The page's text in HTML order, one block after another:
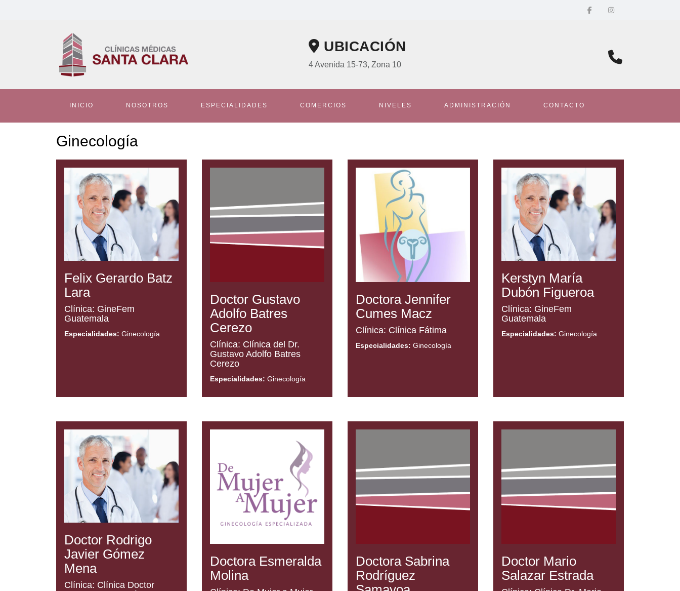
UBICACIÓN
4 Avenida 15-73, Zona 10
INICIO NOSOTROS ESPECIALIDADES COMERCIOS NIVELES ADMINISTRACIÓN CONTACTO
Ginecología
Felix Gerardo Batz
Lara
Clínica: GineFem
Guatemala
Especialidades: Ginecología
Doctor Gustavo
Adolfo Batres
Cerezo
Clínica: Clínica del Dr.
Gustavo Adolfo Batres
Cerezo
Especialidades: Ginecología
Doctora Jennifer
Cumes Macz
Clínica: Clínica Fátima
Especialidades: Ginecología
Kerstyn María
Dubón Figueroa
Clínica: GineFem
Guatemala
Especialidades: Ginecología
Doctor Rodrigo
Javier Gómez
Mena
Clínica: Clínica Doctor
Doctora Esmeralda
Molina
Doctora Sabrina
Rodríguez
Doctor Mario
Salazar Estrada